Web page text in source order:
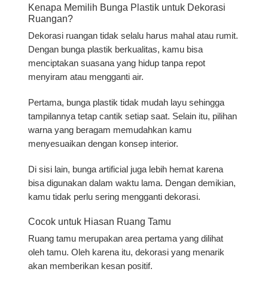
Kenapa Memilih Bunga Plastik untuk Dekorasi
Ruangan?
Dekorasi ruangan tidak selalu harus mahal atau rumit.
Dengan bunga plastik berkualitas, kamu bisa
menciptakan suasana yang hidup tanpa repot
menyiram atau mengganti air.
Pertama, bunga plastik tidak mudah layu sehingga
tampilannya tetap cantik setiap saat. Selain itu, pilihan
warna yang beragam memudahkan kamu
menyesuaikan dengan konsep interior.
Di sisi lain, bunga artificial juga lebih hemat karena
bisa digunakan dalam waktu lama. Dengan demikian,
kamu tidak perlu sering mengganti dekorasi.
Cocok untuk Hiasan Ruang Tamu
Ruang tamu merupakan area pertama yang dilihat
oleh tamu. Oleh karena itu, dekorasi yang menarik
akan memberikan kesan positif.